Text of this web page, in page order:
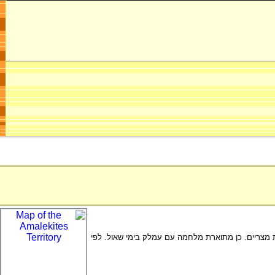
כן מתוארת מלחמה עם עמלק בימי שאול. לפי